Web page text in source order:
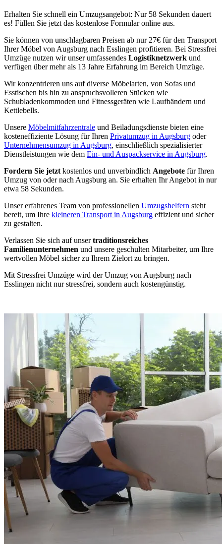
Erhalten Sie schnell ein Umzugsangebot: Nur 58 Sekunden dauert
es! Füllen Sie jetzt das kostenlose Formular online aus.
Sie können von unschlagbaren Preisen ab nur 27€ für den Transport
Ihrer Möbel von Augsburg nach Esslingen profitieren. Bei Stressfrei
Umzüge nutzen wir unser umfassendes Logistiknetzwerk und
verfügen über mehr als 13 Jahre Erfahrung im Bereich Umzüge.
Wir konzentrieren uns auf diverse Möbelarten, von Sofas und
Esstischen bis hin zu anspruchsvolleren Stücken wie
Schubladenkommoden und Fitnessgeräten wie Laufbändern und
Kettlebells.
Unsere Möbelmitfahrzentrale und Beiladungsdienste bieten eine
kosteneffiziente Lösung für Ihren Privatumzug in Augsburg oder
Unternehmensumzug in Augsburg, einschließlich spezialisierter
Dienstleistungen wie dem Ein- und Auspackservice in Augsburg.
Fordern Sie jetzt kostenlos und unverbindlich Angebote für Ihren
Umzug von oder nach Augsburg an. Sie erhalten Ihr Angebot in nur
etwa 58 Sekunden.
Unser erfahrenes Team von professionellen Umzugshelfern steht
bereit, um Ihre kleineren Transport in Augsburg effizient und sicher
zu gestalten.
Verlassen Sie sich auf unsertraditionsreiches
Familienunternehmen und unsere geschulten Mitarbeiter, um Ihre
wertvollen Möbel sicher zu Ihrem Zielort zu bringen.
Mit Stressfrei Umzüge wird der Umzug von Augsburg nach
Esslingen nicht nur stressfrei, sondern auch kostengünstig.